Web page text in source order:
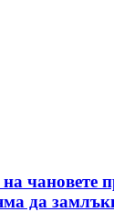
чановете
да